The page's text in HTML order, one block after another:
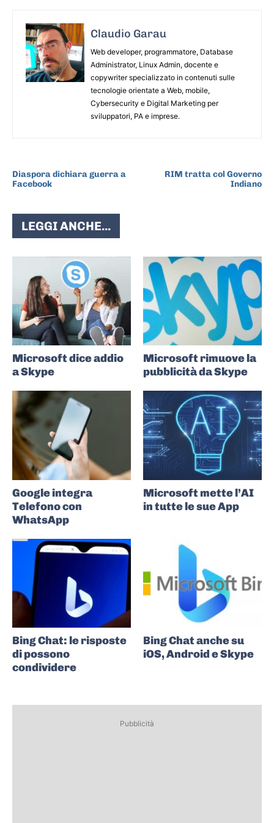
Claudio Garau
Web developer, programmatore, Database
Administrator, Linux Admin, docente e
copywriter specializzato in contenuti sulle
tecnologie orientate a Web, mobile,
Cybersecurity e Digital Marketing per
sviluppatori, PA e imprese.
Diaspora dichiara guerra a
Facebook
RIM tratta col Governo
Indiano
LEGGI ANCHE...
Microsoft dice addio
a Skype
Microsoft rimuove la
pubblicità da Skype
Google integra
Telefono con
WhatsApp
Microsoft mette l’AI
in tutte le sue App
Bing Chat: le risposte
di possono
condividere
Bing Chat anche su
iOS, Android e Skype
Pubblicità